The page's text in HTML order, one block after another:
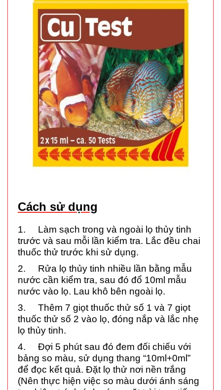
Cách sử dụng
1. Làm sạch trong và ngoài lọ thủy tinh
trước và sau mỗi lần kiểm tra. Lắc đều chai
thuốc thử trước khi sử dụng.
2. Rửa lọ thủy tinh nhiều lần bằng mẫu
nước cần kiểm tra, sau đó đổ 10ml mẫu
nước vào lọ. Lau khô bên ngoài lọ.
3. Thêm 7 giọt thuốc thử số 1 và 7 giọt
thuốc thử số 2 vào lọ, đóng nắp và lắc nhẹ
lọ thủy tinh.
4. Đợi 5 phút sau đó đem đối chiếu với
bảng so màu, sử dụng thang “10ml+0ml”
để đọc kết quả. Đặt lọ thử nơi nền trắng
(Nên thực hiện việc so màu dưới ánh sáng